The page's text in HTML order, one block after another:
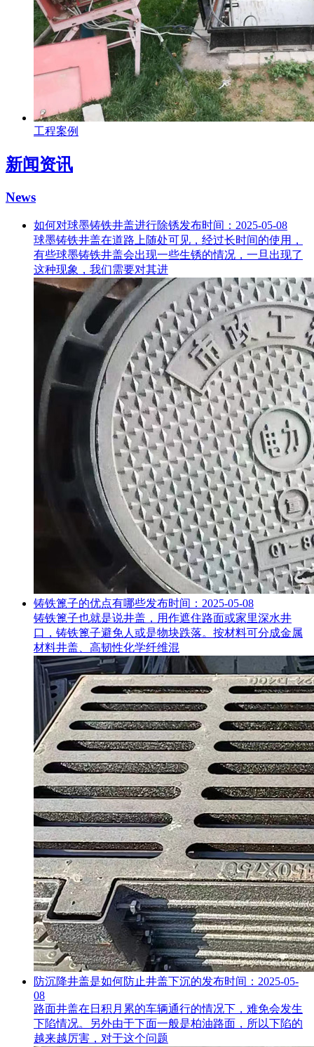
工程案例
新闻资讯
News
如何对球墨铸铁井盖进行除锈发布时间：2025-05-08
球墨铸铁井盖在道路上随处可见，经过长时间的使用，
有些球墨铸铁井盖会出现一些生锈的情况，一旦出现了
这种现象，我们需要对其进
铸铁篦子的优点有哪些发布时间：2025-05-08
铸铁篦子也就是说井盖，用作遮住路面或家里深水井
口，铸铁篦子避免人或是物块跌落。按材料可分成金属
材料井盖、高韧性化学纤维混
防沉降井盖是如何防止井盖下沉的发布时间：2025-05-
08
路面井盖在日积月累的车辆通行的情况下，难免会发生
下陷情况。另外由于下面一般是柏油路面，所以下陷的
越来越厉害，对于这个问题